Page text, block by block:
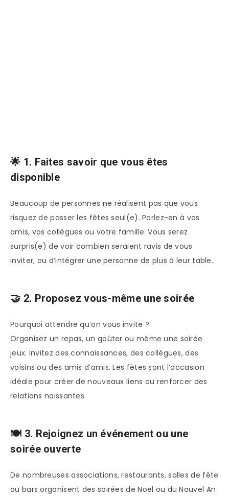
🌟 1. Faites savoir que vous êtes
disponible
Beaucoup de personnes ne réalisent pas que vous
risquez de passer les fêtes seul(e). Parlez-en à vos
amis, vos collègues ou votre famille. Vous serez
surpris(e) de voir combien seraient ravis de vous
inviter, ou d’intégrer une personne de plus à leur table.
🤝 2. Proposez vous-même une soirée
Pourquoi attendre qu’on vous invite ?
Organisez un repas, un goûter ou même une soirée
jeux. Invitez des connaissances, des collègues, des
voisins ou des amis d’amis. Les fêtes sont l’occasion
idéale pour créer de nouveaux liens ou renforcer des
relations naissantes.
🍽️ 3. Rejoignez un événement ou une
soirée ouverte
De nombreuses associations, restaurants, salles de fête
ou bars organisent des soirées de Noël ou du Nouvel An